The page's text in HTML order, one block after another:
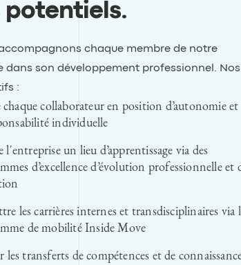
potentiels.
chaque membre de notre
dans son développement professionnel. Nos
:
collaborateur en position d’autonomie et
individuelle
l'entreprise un lieu d’apprentissage via des
d’excellence d’évolution professionnelle et
les carrières internes et transdisciplinaires via
de mobilité Inside Move
les transferts de compétences et de